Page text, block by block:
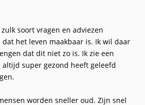
soort vragen en adviezen
het leven maakbaar is. Ik wil daar
dat dit niet zo is. Ik zie een
altijd super gezond heeft geleefd
worden sneller oud. Zijn snel